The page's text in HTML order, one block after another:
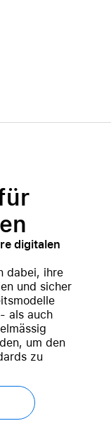
digitalen
dabei, ihre
und sicher
als auch
um den
zu